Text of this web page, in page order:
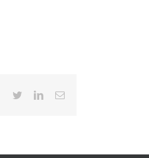
Facebook
TwitterLinkedInCorreo